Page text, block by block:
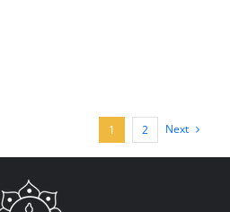
1 2 Next